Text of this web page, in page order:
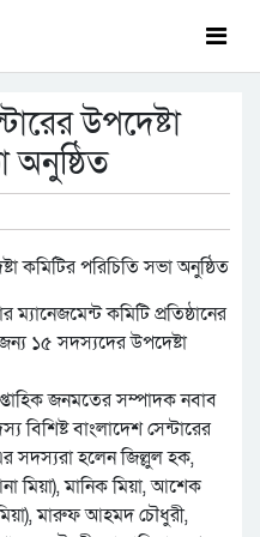
উপদেষ্টা
অনুষ্ঠিত
ম্যানেজমেন্ট কমিটি প্রতিষ্ঠানের
১৫ সদস্যদের উপদেষ্টা
জনমতের সম্পাদক নবাব
বিশিষ্ট বাংলাদেশ সেন্টারের
সদস্যরা হলেন জিল্লুল হক,
মিয়া), মানিক মিয়া, আশেক
মারুফ আহমদ চৌধুরী,